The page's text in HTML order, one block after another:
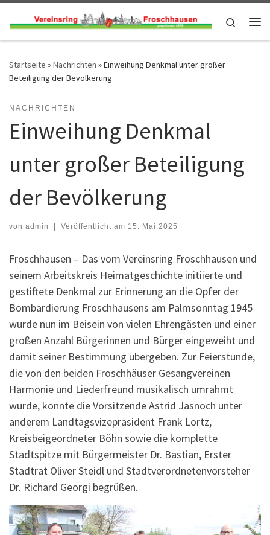
Zum Inhalt springen
Search
Startseite »Nachrichten »Einweihung Denkmal unter großer
Beteiligung der Bevölkerung
NACHRICHTEN
Einweihung Denkmal
unter großer Beteiligung
der Bevölkerung
von admin | Veröffentlicht am 15. Mai 2025
Froschhausen – Das vom Vereinsring Froschhausen und
seinem Arbeitskreis Heimatgeschichte initiierte und
gestiftete Denkmal zur Erinnerung an die Opfer der
Bombardierung Froschhausens am Palmsonntag 1945
wurde nun im Beisein von vielen Ehrengästen und einer
großen Anzahl Bürgerinnen und Bürger eingeweiht und
damit seiner Bestimmung übergeben. Zur Feierstunde,
die von den beiden Froschhäuser Gesangvereinen
Harmonie und Liederfreund musikalisch umrahmt
wurde, konnte die Vorsitzende Astrid Jasnoch unter
anderem Landtagsvizepräsident Frank Lortz,
Kreisbeigeordneter Böhn sowie die komplette
Stadtspitze mit Bürgermeister Dr. Bastian, Erster
Stadtrat Oliver Steidl und Stadtverordnetenvorsteher
Dr. Richard Georgi begrüßen.